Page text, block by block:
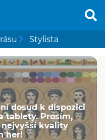
Stylista
dosud k dispozici
tablety. Prosím,
nejvyšší kvality
her!